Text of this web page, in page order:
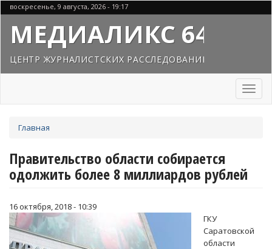
Перейти
к
основному
содержанию
воскресенье, 9 августа, 2026 - 19:17
МЕДИАЛИКС 64
ЦЕНТР ЖУРНАЛИСТСКИХ РАССЛЕДОВАНИЙ
Toggle
здесь
Главная
Правительство области собирается
одолжить более 8 миллиардов рублей
16 октября, 2018 - 10:39
ГКУ
Саратовской
области